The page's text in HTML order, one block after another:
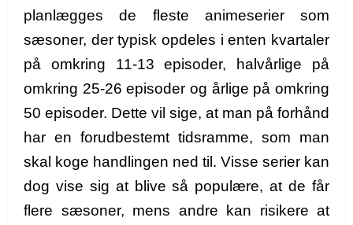
planlægges de fleste animeserier som
sæsoner, der typisk opdeles i enten kvartaler
på omkring 11-13 episoder, halvårlige på
omkring 25-26 episoder og årlige på omkring
50 episoder. Dette vil sige, at man på forhånd
har en forudbestemt tidsramme, som man
skal koge handlingen ned til. Visse serier kan
dog vise sig at blive så populære, at de får
flere sæsoner, mens andre kan risikere at